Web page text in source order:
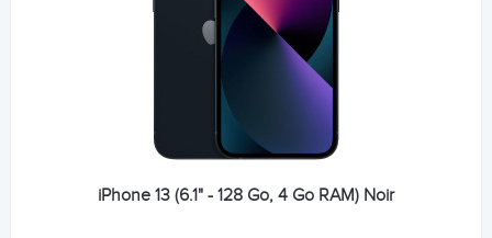
iPhone 13 (6.1" - 128 Go, 4 Go RAM) Noir